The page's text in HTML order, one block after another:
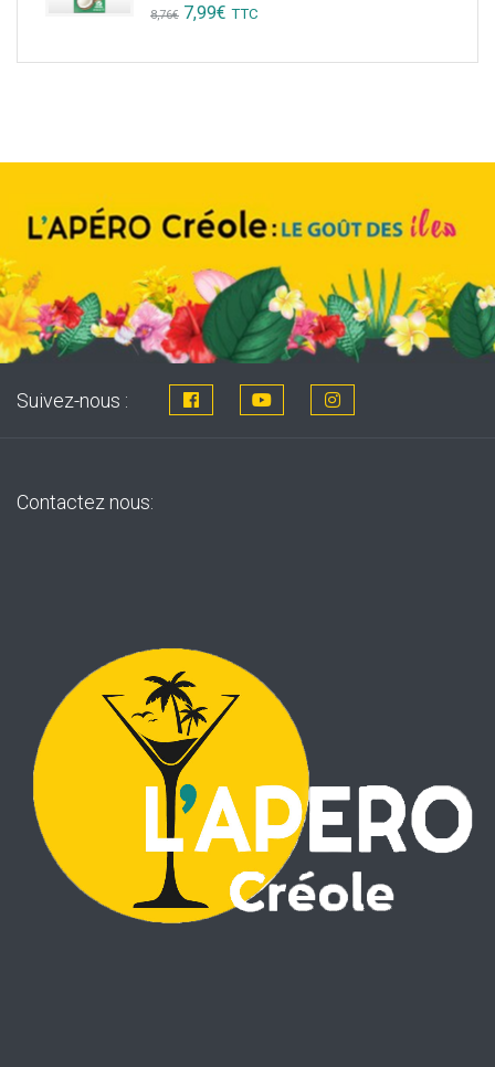
8,76€ Original
7,99€ Current
TTC
Suivez-nous :
Contactez nous: